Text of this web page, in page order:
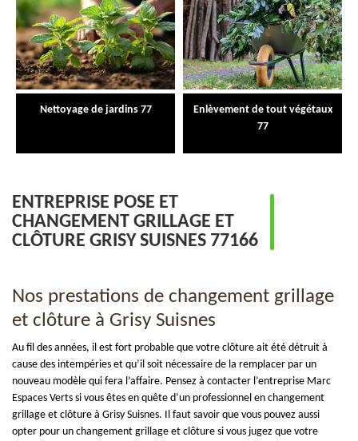
Nettoyage de jardins 77
Enlèvement de tout végétaux
77
ENTREPRISE POSE ET
CHANGEMENT GRILLAGE ET
CLÔTURE GRISY SUISNES 77166
Nos prestations de changement grillage
et clôture à Grisy Suisnes
Au fil des années, il est fort probable que votre clôture ait été détruit à
cause des intempéries et qu’il soit nécessaire de la remplacer par un
nouveau modèle qui fera l’affaire. Pensez à contacter l’entreprise Marc
Espaces Verts si vous êtes en quête d’un professionnel en changement
grillage et clôture à Grisy Suisnes. Il faut savoir que vous pouvez aussi
opter pour un changement grillage et clôture si vous jugez que votre